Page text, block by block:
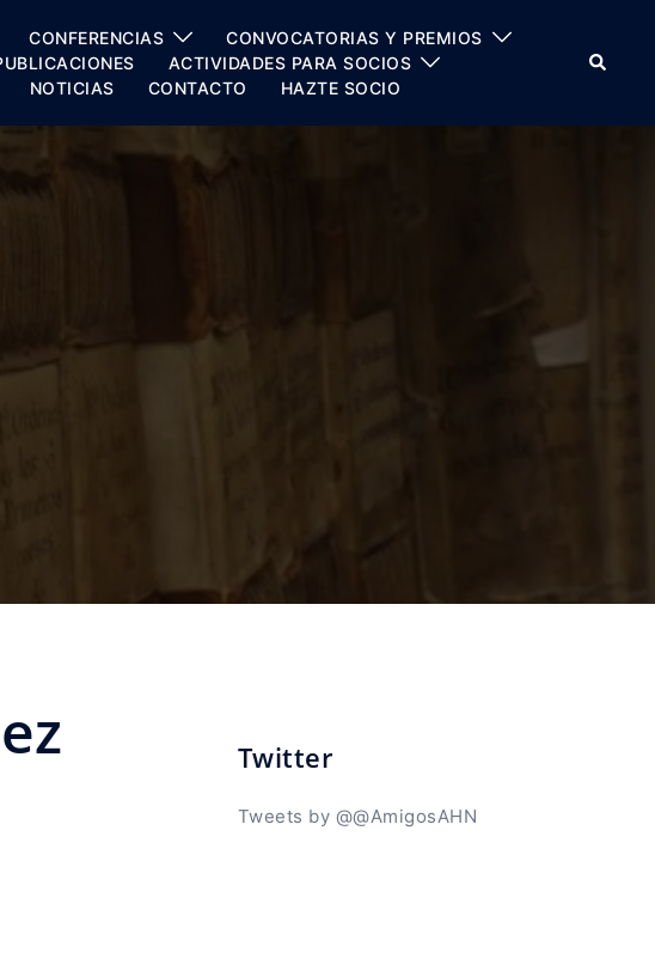
CONFERENCIAS
CONVOCATORIAS Y PREMIOS
ACTIVIDADES PARA SOCIOS
NOTICIAS CONTACTO HAZTE SOCIO
Buscar
Twitter
Tweets by @@AmigosAHN